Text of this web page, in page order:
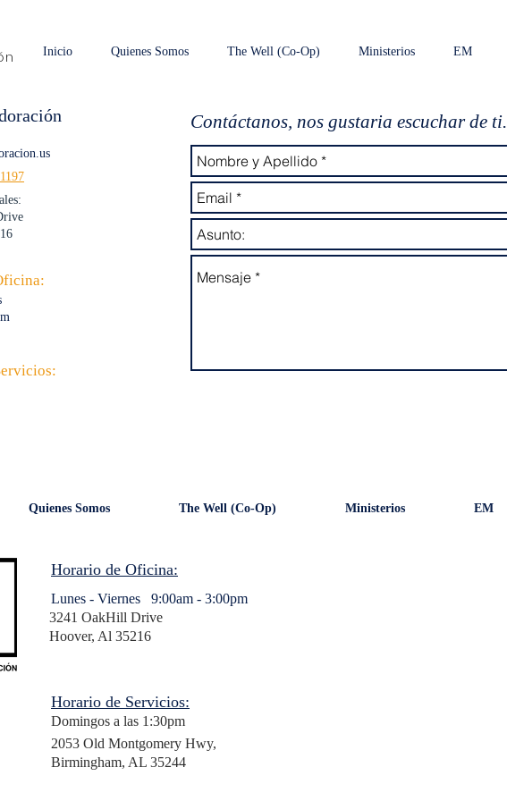
Inicio Quienes Somos The Well (Co-Op) Ministerios EM
Contáctanos, nos gustaria escuchar de ti.
Quienes Somos The Well (Co-Op) Ministerios EM
Horario de Oficina:
Lunes - Viernes 9:00am - 3:00pm
3241 OakHill Drive
Hoover, Al 35216
Horario de Servicios:
Domingos a las 1:30pm
2053 Old Montgomery Hwy,
Birmingham, AL 35244